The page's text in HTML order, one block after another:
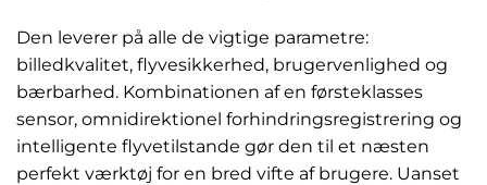
Den leverer på alle de vigtige parametre:
billedkvalitet, flyvesikkerhed, brugervenlighed og
bærbarhed. Kombinationen af en førsteklasses
sensor, omnidirektionel forhindringsregistrering og
intelligente flyvetilstande gør den til et næsten
perfekt værktøj for en bred vifte af brugere. Uanset